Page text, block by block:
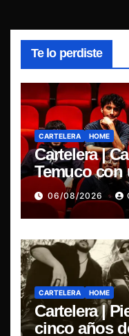
Te lo perdiste
CARTELERA HOME
Cartelera |
Temuco con
de indie
06/08/2026
CARTELERA HOME
Cartelera |
cinco años